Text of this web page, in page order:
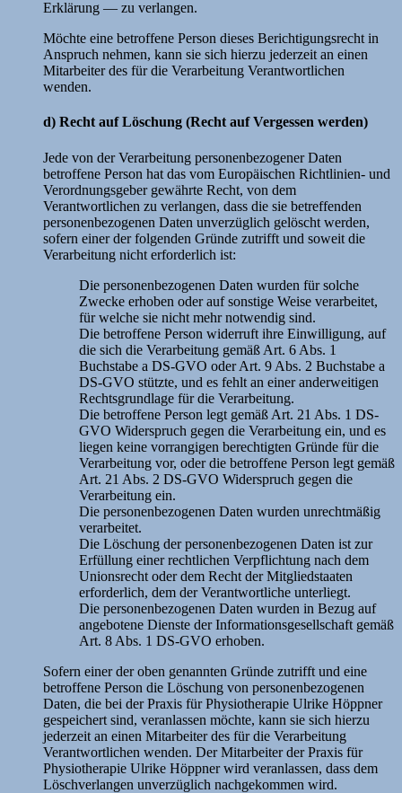
Erklärung — zu verlangen.
Möchte eine betroffene Person dieses Berichtigungsrecht in
Anspruch nehmen, kann sie sich hierzu jederzeit an einen
Mitarbeiter des für die Verarbeitung Verantwortlichen
wenden.
d) Recht auf Löschung (Recht auf Vergessen werden)
Jede von der Verarbeitung personenbezogener Daten
betroffene Person hat das vom Europäischen Richtlinien- und
Verordnungsgeber gewährte Recht, von dem
Verantwortlichen zu verlangen, dass die sie betreffenden
personenbezogenen Daten unverzüglich gelöscht werden,
sofern einer der folgenden Gründe zutrifft und soweit die
Verarbeitung nicht erforderlich ist:
Die personenbezogenen Daten wurden für solche
Zwecke erhoben oder auf sonstige Weise verarbeitet,
für welche sie nicht mehr notwendig sind.
Die betroffene Person widerruft ihre Einwilligung, auf
die sich die Verarbeitung gemäß Art. 6 Abs. 1
Buchstabe a DS-GVO oder Art. 9 Abs. 2 Buchstabe a
DS-GVO stützte, und es fehlt an einer anderweitigen
Rechtsgrundlage für die Verarbeitung.
Die betroffene Person legt gemäß Art. 21 Abs. 1 DS-
GVO Widerspruch gegen die Verarbeitung ein, und es
liegen keine vorrangigen berechtigten Gründe für die
Verarbeitung vor, oder die betroffene Person legt gemäß
Art. 21 Abs. 2 DS-GVO Widerspruch gegen die
Verarbeitung ein.
Die personenbezogenen Daten wurden unrechtmäßig
verarbeitet.
Die Löschung der personenbezogenen Daten ist zur
Erfüllung einer rechtlichen Verpflichtung nach dem
Unionsrecht oder dem Recht der Mitgliedstaaten
erforderlich, dem der Verantwortliche unterliegt.
Die personenbezogenen Daten wurden in Bezug auf
angebotene Dienste der Informationsgesellschaft gemäß
Art. 8 Abs. 1 DS-GVO erhoben.
Sofern einer der oben genannten Gründe zutrifft und eine
betroffene Person die Löschung von personenbezogenen
Daten, die bei der Praxis für Physiotherapie Ulrike Höppner
gespeichert sind, veranlassen möchte, kann sie sich hierzu
jederzeit an einen Mitarbeiter des für die Verarbeitung
Verantwortlichen wenden. Der Mitarbeiter der Praxis für
Physiotherapie Ulrike Höppner wird veranlassen, dass dem
Löschverlangen unverzüglich nachgekommen wird.